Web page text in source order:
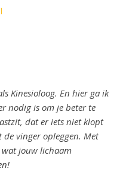
Kinesioloog. En hier ga ik
nodig is om je beter te
dat er iets niet klopt
vinger opleggen. Met
wat jouw lichaam